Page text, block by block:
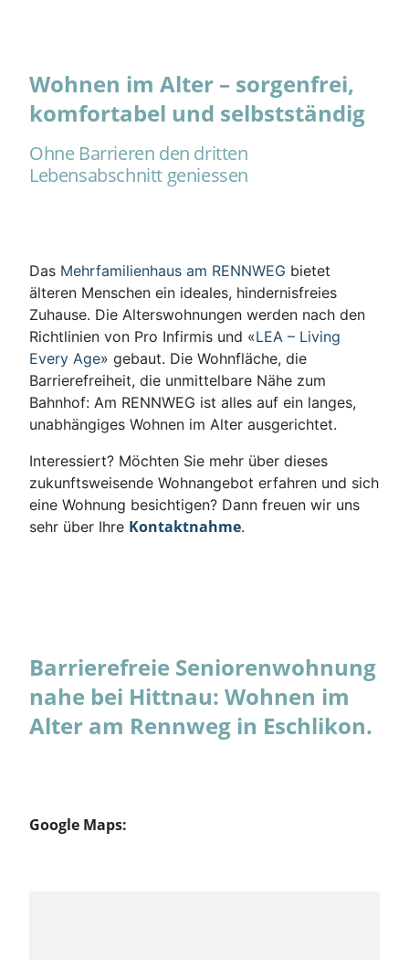
Wohnen im Alter – sorgenfrei,
komfortabel und selbstständig
Ohne Barrieren den dritten
Lebensabschnitt geniessen
Das Mehrfamilienhaus am RENNWEG bietet
älteren Menschen ein ideales, hindernisfreies
Zuhause. Die Alterswohnungen werden nach den
Richtlinien von Pro Infirmis und «LEA – Living
Every Age» gebaut. Die Wohnfläche, die
Barrierefreiheit, die unmittelbare Nähe zum
Bahnhof: Am RENNWEG ist alles auf ein langes,
unabhängiges Wohnen im Alter ausgerichtet.
Interessiert? Möchten Sie mehr über dieses
zukunftsweisende Wohnangebot erfahren und sich
eine Wohnung besichtigen? Dann freuen wir uns
sehr über Ihre Kontaktnahme.
Barrierefreie Seniorenwohnung
nahe bei Hittnau: Wohnen im
Alter am Rennweg in Eschlikon.
Google Maps: